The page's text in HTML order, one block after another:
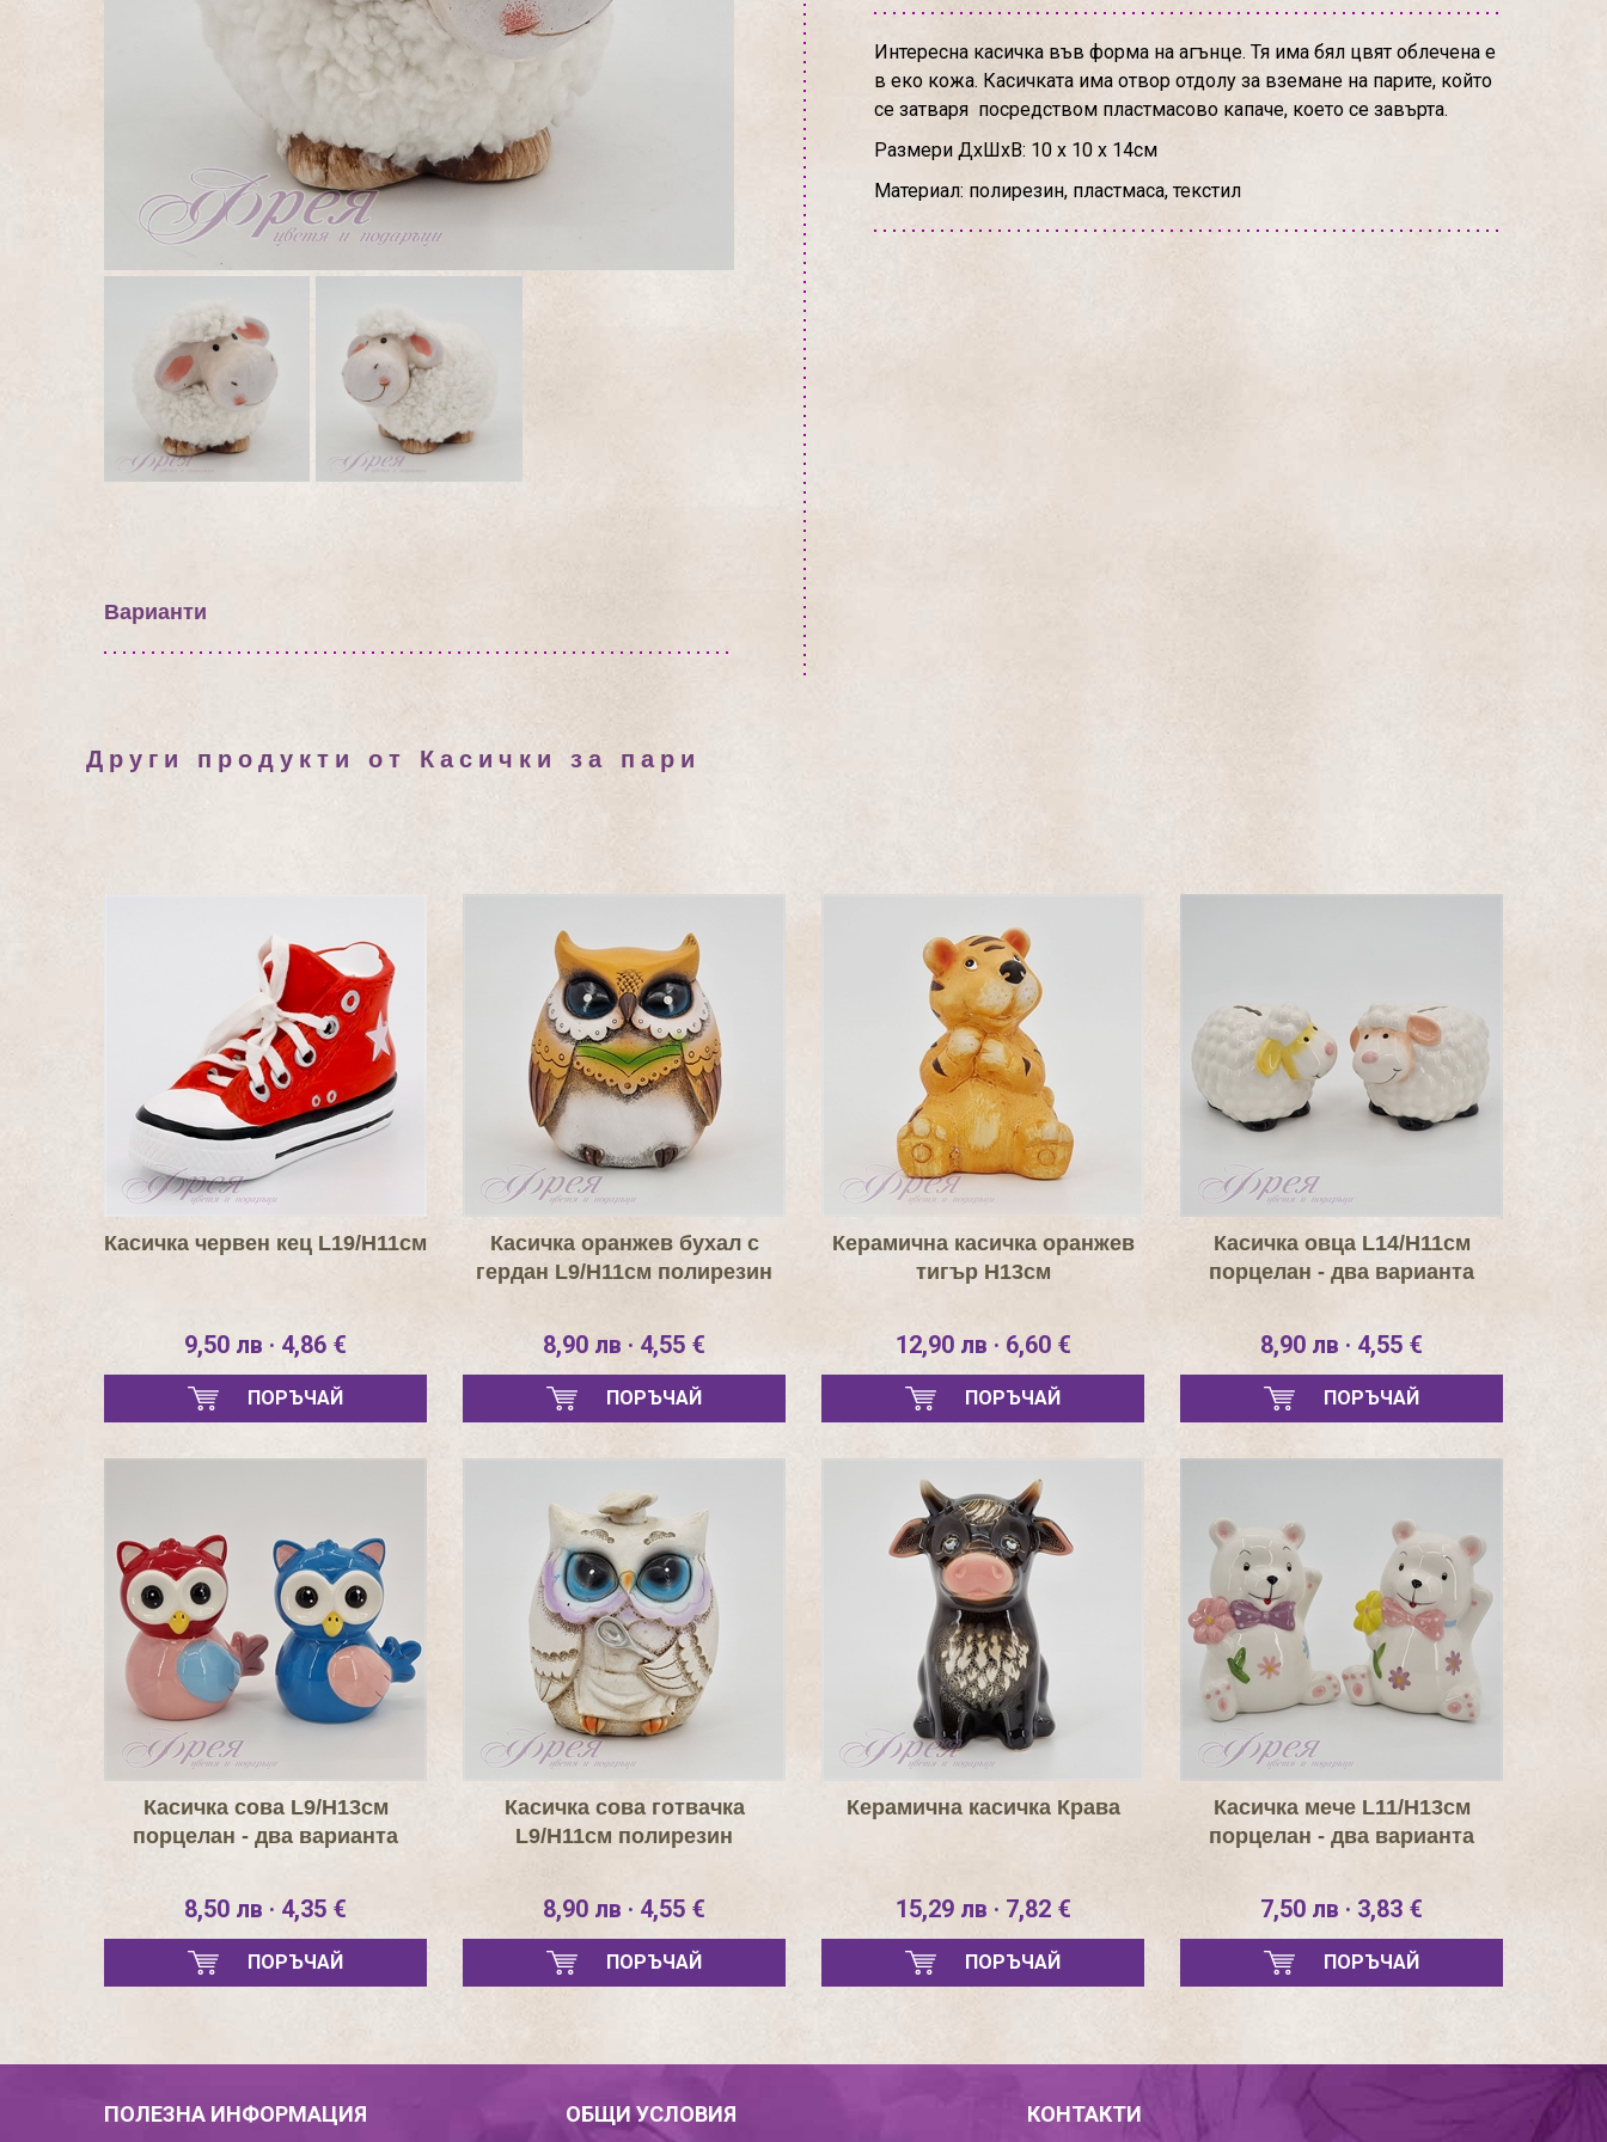
Варианти
Интересна касичка във форма на агънце. Тя има бял цвят облечена е
в еко кожа. Касичката има отвор отдолу за вземане на парите, който
се затваря посредством пластмасово капаче, което се завърта.
Размери ДхШхВ: 10 х 10 х 14см
Материал: полирезин, пластмаса, текстил
Други продукти от Касички за пари
Касичка червен кец L19/H11см
9,50 лв · 4,86 €
ПОРЪЧАЙ
Касичка оранжев бухал с
гердан L9/H11см полирезин
8,90 лв · 4,55 €
ПОРЪЧАЙ
Керамична касичка оранжев
тигър Н13см
12,90 лв · 6,60 €
ПОРЪЧАЙ
Касичка овца L14/H11см
порцелан - два варианта
8,90 лв · 4,55 €
ПОРЪЧАЙ
Касичка сова L9/H13см
порцелан - два варианта
8,50 лв · 4,35 €
ПОРЪЧАЙ
Касичка сова готвачка
L9/H11см полирезин
8,90 лв · 4,55 €
ПОРЪЧАЙ
Керамична касичка Крава
15,29 лв · 7,82 €
ПОРЪЧАЙ
Касичка мече L11/H13см
порцелан - два варианта
7,50 лв · 3,83 €
ПОРЪЧАЙ
ПОЛЕЗНА ИНФОРМАЦИЯ ОБЩИ УСЛОВИЯ КОНТАКТИ